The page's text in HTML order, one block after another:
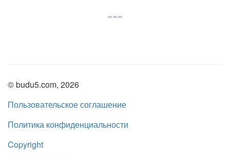
© budu5.com, 2026
Пользовательское соглашение
Политика конфиденциальности
Copyright